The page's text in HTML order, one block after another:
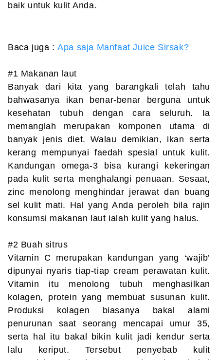
baik untuk kulit Anda.
Baca juga :Apa saja Manfaat Juice Sirsak?
#1 Makanan laut
Banyak dari kita yang barangkali telah tahu
bahwasanya ikan benar-benar berguna untuk
kesehatan tubuh dengan cara seluruh. Ia
memanglah merupakan komponen utama di
banyak jenis diet. Walau demikian, ikan serta
kerang mempunyai faedah spesial untuk kulit.
Kandungan omega-3 bisa kurangi kekeringan
pada kulit serta menghalangi penuaan. Sesaat,
zinc menolong menghindar jerawat dan buang
sel kulit mati. Hal yang Anda peroleh bila rajin
konsumsi makanan laut ialah kulit yang halus.
#2 Buah sitrus
Vitamin C merupakan kandungan yang ‘wajib’
dipunyai nyaris tiap-tiap cream perawatan kulit.
Vitamin itu menolong tubuh menghasilkan
kolagen, protein yang membuat susunan kulit.
Produksi kolagen biasanya bakal alami
penurunan saat seorang mencapai umur 35,
serta hal itu bakal bikin kulit jadi kendur serta
lalu keriput. Tersebut penyebab kulit